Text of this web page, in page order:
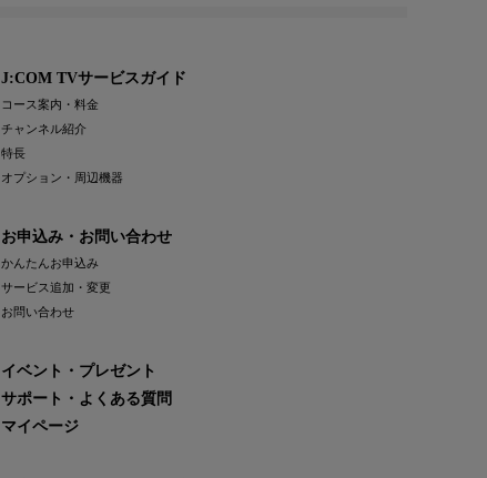
J:COM TVサービスガイド
コース案内・料金
チャンネル紹介
特長
オプション・周辺機器
お申込み・お問い合わせ
かんたんお申込み
サービス追加・変更
お問い合わせ
イベント・プレゼント
サポート・よくある質問
マイページ